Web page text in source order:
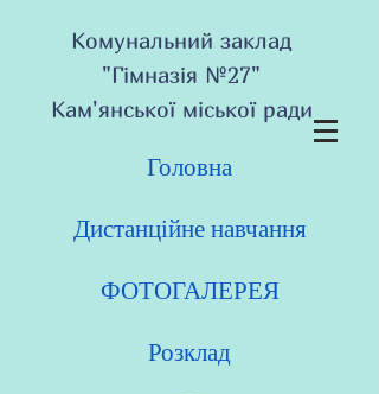
Комунальний заклад
"Гімназія №27"
Кам'янської міської ради
Головна
Дистанційне навчання
ФОТОГАЛЕРЕЯ
Розклад